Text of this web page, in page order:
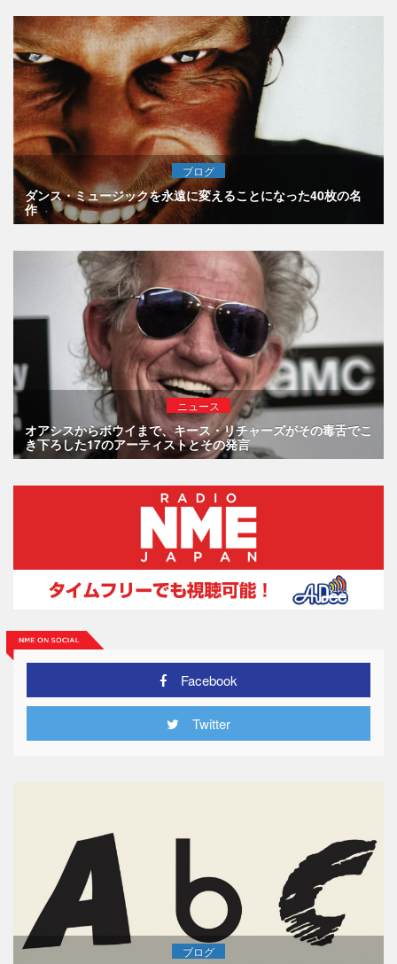
ブログ
ダンス・ミュージックを永遠に変えることになった40枚の名
作
ニュース
オアシスからボウイまで、キース・リチャーズがその毒舌でこ
き下ろした17のアーティストとその発言
Facebook
Twitter
ブログ